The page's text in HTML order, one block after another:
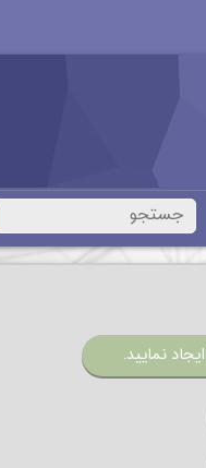
نمایید.